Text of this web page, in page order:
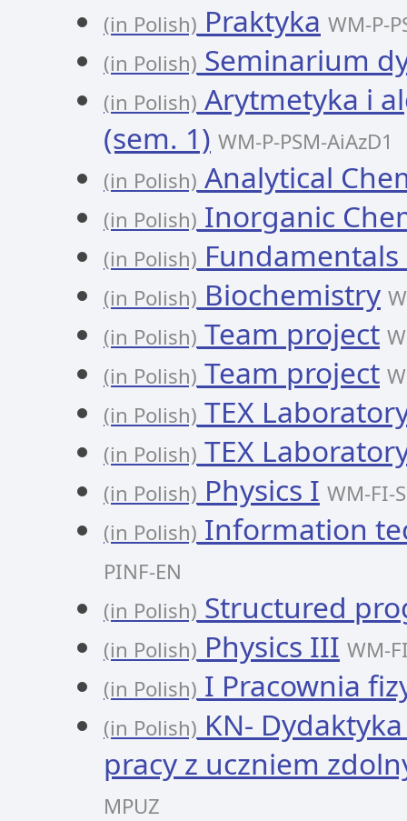
(in Polish) Praktyka WM-P-
(in Polish) Seminarium
(in Polish) Arytmetyka i
(sem. 1) WM-P-PSM-AiAzD1
(in Polish) Analytical
(in Polish) Inorganic
(in Polish)
(in Polish) Biochemistry
(in Polish) Team project
(in Polish) Team project
(in Polish) TEX
(in Polish) TEX
(in Polish) Physics I WM-FI-
(in Polish) Information
PINF-EN
(in Polish) Structured
(in Polish) Physics III WM-
(in Polish) I Pracownia
(in Polish) KN-
pracy z uczniem
MPUZ